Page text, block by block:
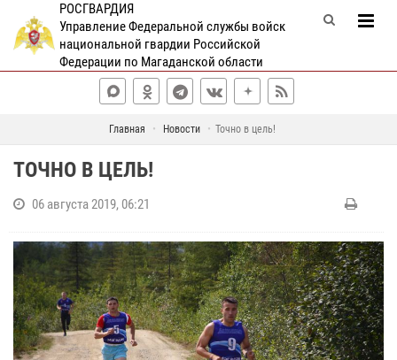
РОСГВАРДИЯ
Управление Федеральной службы войск
национальной гвардии Российской
Федерации по Магаданской области
Главная Новости Точно в цель!
ТОЧНО В ЦЕЛЬ!
06 августа 2019, 06:21